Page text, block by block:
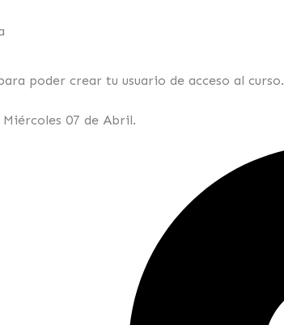
poder crear tu usuario de acceso al curso.
07 de Abril.